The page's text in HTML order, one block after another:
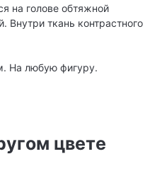
на голове обтяжной
Внутри ткань контрастного
На любую фигуру.
цвете